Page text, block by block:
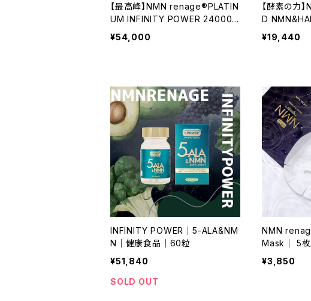
【最高峰】NMN renage®PLATIN
UM INFINITY POWER 24000
(善玉菌配合)
¥54,000
【酵素の力
D
配合）
¥19,440
INFINITY POWER｜5-ALA&NM
N｜健康食品｜60粒
¥51,840
SOLD OUT
NMN
Mask｜ 5枚
マスク
¥3,850